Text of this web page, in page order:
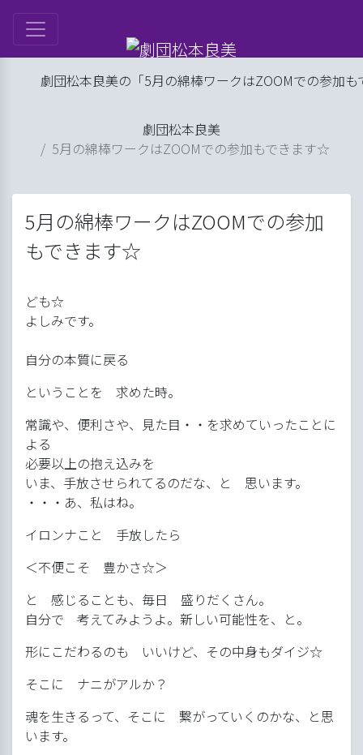
劇団松本良美
5月の綿棒ワークはZOOMでの参加もできます☆
劇団松本良美の「5月の綿棒ワークはZOOMでの参加もでき
5月の綿棒ワークはZOOMでの参加
もできます☆
ども☆
よしみです。
自分の本質に戻る
ということを 求めた時。
常識や、便利さや、見た目・・を求めていったことに
よる
必要以上の抱え込みを
いま、手放させられてるのだな、と 思います。
・・・あ、私はね。
イロンナこと 手放したら
＜不便こそ 豊かさ☆＞
と 感じることも、毎日 盛りだくさん。
自分で 考えてみようよ。新しい可能性を、と。
形にこだわるのも いいけど、その中身もダイジ☆
そこに ナニがアルか？
魂を生きるって、そこに 繋がっていくのかな、と思
います。